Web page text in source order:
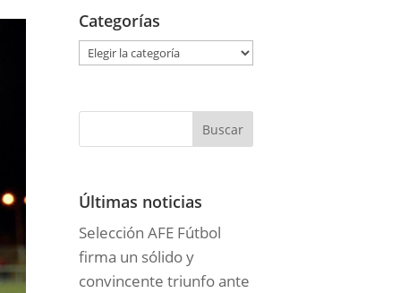
Categorías
g
r
a
s
Últimas noticias
Selección AFE Fútbol
firma un sólido y
convincente triunfo ante